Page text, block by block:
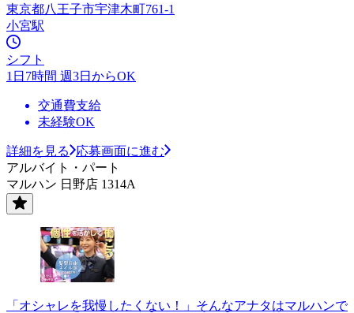
東京都八王子市宇津木町761-1
小宮駅
シフト
1日7時間 週3日からOK
交通費支給
未経験OK
詳細を見る
応募画面に進む
アルバイト・パート
マルハン 日野店 1314A
「オシャレを我慢したくない！」そんなアナタはマルハンで